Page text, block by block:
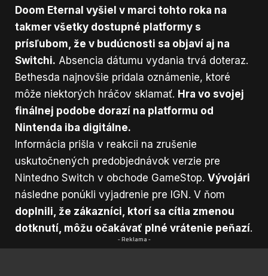
Doom Eternal vyšiel v marci tohto roka na
takmer všetky dostupné platformy s
prísľubom, že v budúcnosti sa objaví aj na
Switchi. Absencia dátumu vydania trvá doteraz.
Bethesda najnovšie pridala oznámenie, ktoré
môže niektorých hráčov sklamať. Hra vo svojej
finálnej podobe dorazí na platformu od
Nintenda iba digitálne.
Informácia prišla v reakcii na zrušenie
uskutočnených predobjednávok verzie pre
Nintedno Switch v obchode GameStop. Vývojári
následne ponúkli vyjadrenie pre IGN. V ňom
doplnili, že zákazníci, ktorí sa cítia zmenou
dotknutí, môžu očakávať plné vrátenie peňazí.
- Reklama -